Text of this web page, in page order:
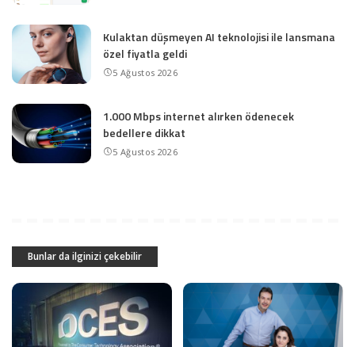
Kulaktan düşmeyen AI teknolojisi ile lansmana
özel fiyatla geldi
5 Ağustos 2026
1.000 Mbps internet alırken ödenecek
bedellere dikkat
5 Ağustos 2026
Bunlar da ilginizi çekebilir